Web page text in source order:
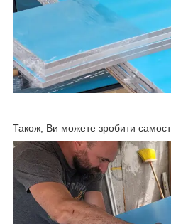
Також, Ви можете зробити